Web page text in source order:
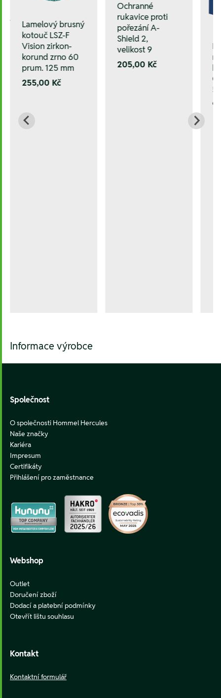
Lamelový brusný
kotouč LSZ-F
Vision zirkon-
korund zrno 60
prum. 125 mm
255,00 Kč
Ochranné
rukavice proti
pořezání A-
Shield 2,
velikost 9
205,00 Kč
Informace výrobce
Footer
Společnost
O společnosti Hommel Hercules
Naše značky
Kariéra
Impresum
Certifikáty
Přihlášení pro zaměstnance
Webshop
Outlet
Doručení zboží
Dodací a platební podmínky
Otevřít lištu souhlasu
Kontakt
Kontaktní formulář